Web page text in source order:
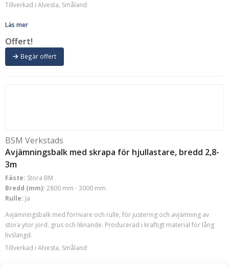
Tillverkad i Alvesta, Småland
Läs mer
Offert!
Begär offert
BSM Verkstads
Avjämningsbalk med skrapa för hjullastare, bredd 2,8-
3m
Fäste: Stora BM
Bredd (mm): 2800 mm - 3000 mm
Rulle: Ja
Avjämningsbalk med förrivare och rulle, för justering och avjämning av
stora ytor jord, grus och liknande. Producerad i kraftigt material för lång
livslängd.
Tillverkad i Alvesta, Småland